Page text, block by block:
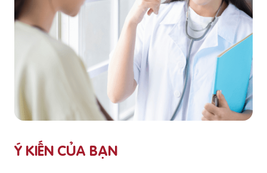
Ý KIẾN CỦA BẠN